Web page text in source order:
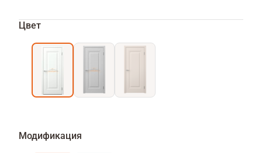
Цвет
Модификация